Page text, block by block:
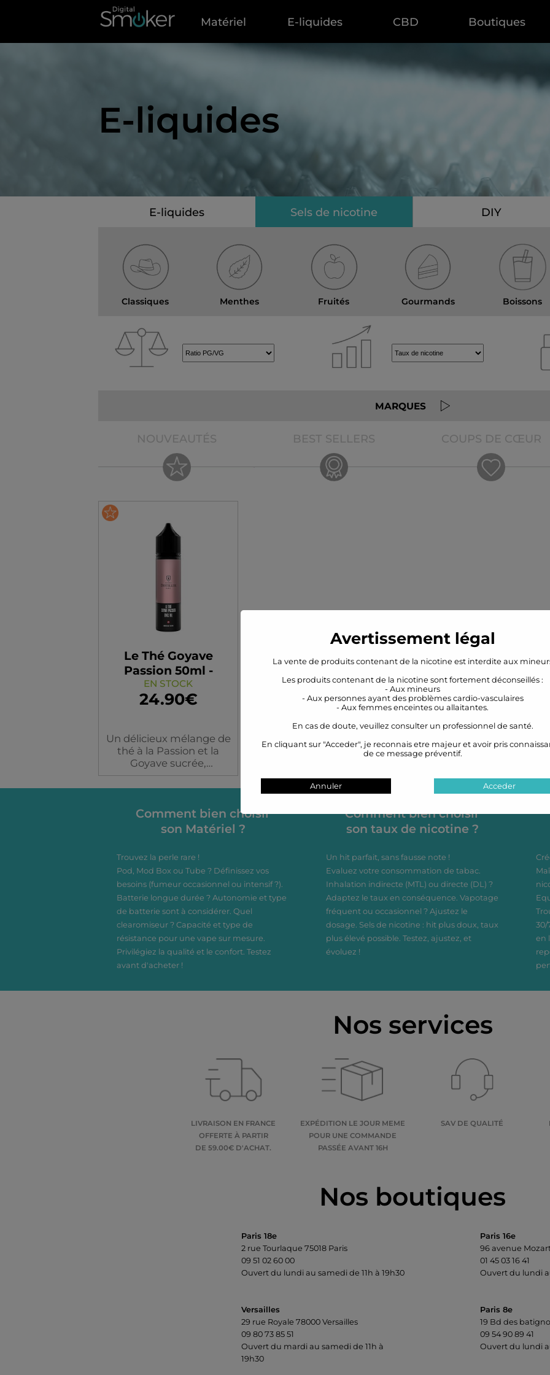
Avertissement légal
La vente de produits contenant de la nicotine est interdite aux
Les produits contenant de la nicotine sont fortement déconseillés :
- Aux mineurs
- Aux personnes ayant des problèmes cardio-vasculaires
- Aux femmes enceintes ou allaitantes.
En cas de doute, veuillez consulter un professionnel de santé.
En cliquant sur "Acceder", je reconnais etre majeur et avoir pris
de ce message préventif.
Annuler Acceder
Matériel E-liquides CBD Boutiques
E-liquides
E-liquides Sels de nicotine DIY
Classiques Menthes Fruités Gourmands Boissons
MARQUES
NOUVEAUTÉS BEST SELLERS COUPS DE CŒUR
Flacon
Dosage
Le Thé Goyave
Passion 50ml -
Arôme Boosté
EN STOCK
24.90€
Un délicieux mélange de
thé à la Passion et la
Goyave sucrée,
légèrement frais.
Comment bien choisir
son Matériel ?
Trouvez la perle rare !
Pod, Mod Box ou Tube ? Définissez vos
besoins (fumeur occasionnel ou intensif ?).
Batterie longue durée ? Autonomie et type
de batterie sont à considérer. Quel
clearomiseur ? Capacité et type de
résistance pour une vape sur mesure.
Privilégiez la qualité et le confort. Testez
avant d'acheter !
Comment bien choisir
son taux de nicotine ?
Un hit parfait, sans fausse note !
Evaluez votre consommation de tabac.
Inhalation indirecte (MTL) ou directe (DL) ?
Adaptez le taux en conséquence. Vapotage
fréquent ou occasionnel ? Ajustez le
dosage. Sels de nicotine : hit plus doux, taux
plus élevé possible. Testez, ajustez, et
évoluez !
30/
en
Nos services
LIVRAISON EN FRANCE
OFFERTE À PARTIR
DE 59.00€ D'ACHAT.
EXPÉDITION LE JOUR MEME
POUR UNE COMMANDE
PASSÉE AVANT 16H
SAV DE QUALITÉ
Nos boutiques
Paris 18e
2 rue Tourlaque 75018 Paris
09 51 02 60 00
Ouvert du lundi au samedi de 11h à 19h30
Versailles
29 rue Royale 78000 Versailles
09 80 73 85 51
Ouvert du mardi au samedi de 11h à
19h30
Paris 16e
96 avenue
01 45 03 16 41
Ouvert du lundi
Paris 8e
19 Bd des
09 54 90 89 41
Ouvert du lundi